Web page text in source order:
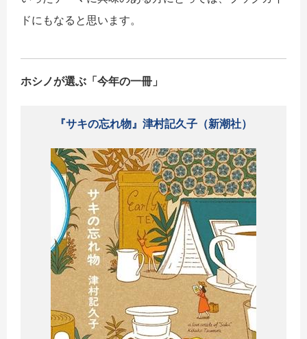
ドにもなると思います。
ホシノが選ぶ「今年の一冊」
『サキの忘れ物』津村記久子（新潮社）